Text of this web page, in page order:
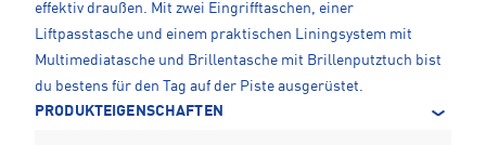
effektiv draußen. Mit zwei Eingrifftaschen, einer
Liftpasstasche und einem praktischen Liningsystem mit
Multimediatasche und Brillentasche mit Brillenputztuch bist
du bestens für den Tag auf der Piste ausgerüstet.
PRODUKTEIGENSCHAFTEN